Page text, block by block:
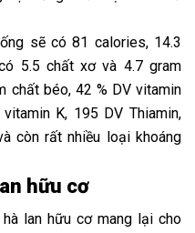
sẽ có 81 calories, 14.3
5.5 chất xơ và 4.7 gram
chất béo, 42 % DV vitamin
K, 195 DV Thiamin,
còn rất nhiều loại khoáng
hữu cơ
lan hữu cơ mang lại cho